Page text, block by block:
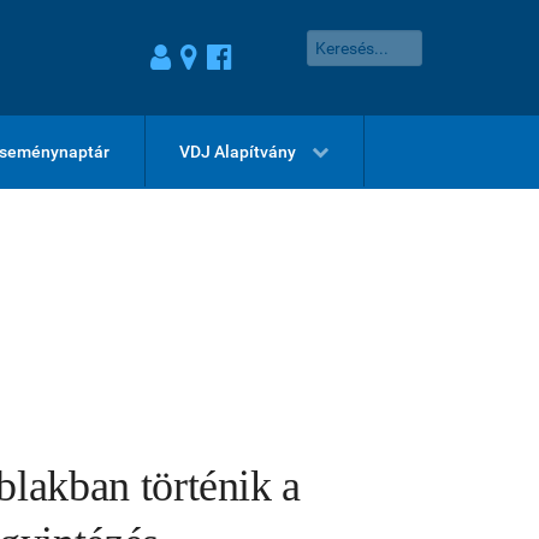
VDJ Alapítvány
történik a